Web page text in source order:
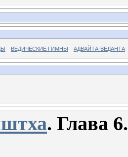
ВЕДИЧЕСКИЕ ГИМНЫ АДВАЙТА-ВЕДАНТА
. Глава